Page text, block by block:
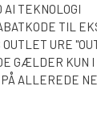
TEKNOLOGI
TIL
URE
GÆLDER KUN I
ALLEREDE